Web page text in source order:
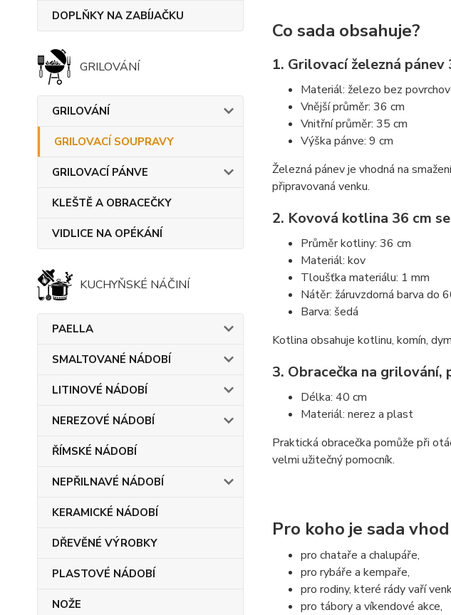
DOPLŇKY NA ZABÍJAČKU
GRILOVÁNÍ
GRILOVÁNÍ
GRILOVACÍ SOUPRAVY
GRILOVACÍ PÁNVE
KLEŠTĚ A OBRACEČKY
VIDLICE NA OPÉKÁNÍ
KUCHYŇSKÉ NÁČINÍ
PAELLA
SMALTOVANÉ NÁDOBÍ
LITINOVÉ NÁDOBÍ
NEREZOVÉ NÁDOBÍ
ŘÍMSKÉ NÁDOBÍ
NEPŘILNAVÉ NÁDOBÍ
KERAMICKÉ NÁDOBÍ
DŘEVĚNÉ VÝROBKY
PLASTOVÉ NÁDOBÍ
NOŽE
Co sada obsahuje?
1. Grilovací železná pánev
Materiál: železo bez
Vnější průměr: 36 cm
Vnitřní průměr: 35 cm
Výška pánve: 9 cm
Železná pánev je vhodná na
připravovaná venku.
2. Kovová kotlina 36 cm
Průměr kotliny: 36 cm
Materiál: kov
Tloušťka materiálu: 1 mm
Nátěr: žáruvzdorná barva do
Barva: šedá
Kotlina obsahuje kotlinu, komín,
3. Obracečka na grilování,
Délka: 40 cm
Materiál: nerez a plast
Praktická obracečka pomůže při
velmi užitečný pomocník.
Pro koho je sada
pro chataře a chalupáře,
pro rybáře a kempaře,
pro rodiny, které rády vaří
pro tábory a víkendové akce,